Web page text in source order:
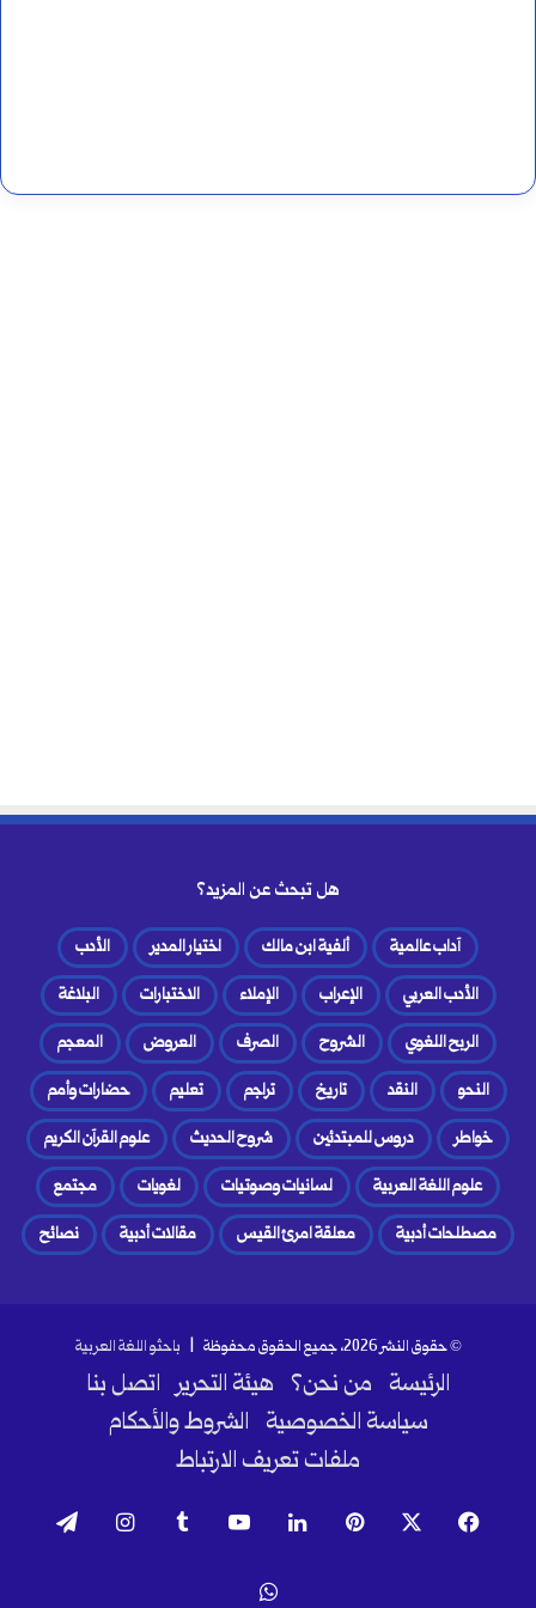
هل تبحث عن المزيد؟
آداب عالمية ألفية ابن مالك اختيار المدير
الأدب
الأدب العربي
الإعراب الإملاء الاختبارات
البلاغة
الربح اللغوي
الشروح الصرف العروض
المعجم
النحو
النقد تاريخ تراجم تعليم
حضارات وأمم
خواطر
دروس للمبتدئين شروح الحديث
علوم القرآن الكريم
علوم اللغة العربية
لسانيات وصوتيات لغويات
مجتمع
مصطلحات أدبية
معلقة امرئ القيس مقالات أدبية نصائح
© حقوق النشر 2026، جميع الحقوق محفوظة | باحثو اللغة العربية
الرئيسة من نحن؟ هيئة التحرير اتصل بنا
سياسة الخصوصية الشروط والأحكام
ملفات تعريف الارتباط
فيسبوك بينتيريست لينكدإن ‫YouTube انستقرام